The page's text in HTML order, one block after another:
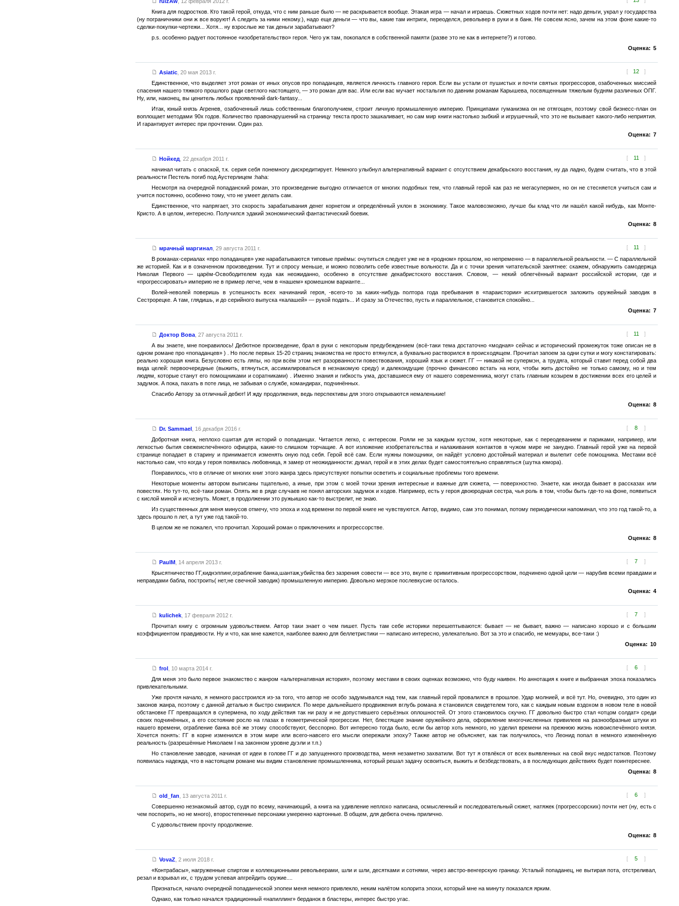
Книга для подростков. Кто такой герой, откуда, что с ним раньше было — не раскрывается вообще. Этакая игра — начал и играешь. Сюжетных ходов почти нет: надо деньги, украл у государства
(ну пограничники они ж все воруют! А следить за ними некому.), надо еще деньги — что вы, какие там интриги, переоделся, револьвер в руки и в банк. Не совсем ясно, зачем на этом фоне какие-то
сделки-покупки-чертежи... Хотя... ну взрослые же так деньги зарабатывают?
p.s. особенно радует постоянное «изобретательство» героя. Чего уж там, покопался в собственной памяти (разве это не как в интернете?) и готово.
Оценка: 5
[ 12 ]
Asiatic, 20 мая 2013 г.
Единственное, что выделяет этот роман от иных опусов про попаданцев, является личность главного героя. Если вы устали от пушистых и почти святых прогрессоров, озабоченных миссией
спасения нашего тяжкого прошлого ради светлого настоящего, — это роман для вас. Или если вас мучает ностальгия по давним романам Карышева, посвященным тяжелым будням различных ОПГ.
Ну, или, наконец, вы ценитель любых проявлений dark-fantasy...
Итак, юный князь Агренев, озабоченный лишь собственным благополучием, строит личную промышленную империю. Принципами гуманизма он не отягощен, поэтому свой бизнесс-план он
воплощает методами 90х годов. Количество правонарушений на страницу текста просто зашкаливает, но сам мир книги настолько зыбкий и игрушечный, что это не вызывает какого-либо неприятия.
И гарантирует интерес при прочтении. Один раз.
Оценка: 7
[ 11 ]
Нойкед 22 декабря 2011 г.
начинал читать с опаской, т.к. серия себя понемногу дискредитирует. Немного улыбнул альтернативный вариант с отсутствием декабрьского восстания, ну да ладно, будем считать, что в этой
реальности Пестель погиб под Аустерлицем :haha:
Несмотря на очередной попаданский роман, это произведение выгодно отличается от многих подобных тем, что главный герой как раз не мегасупермен, но он не стесняется учиться сам и
учится постоянно, особенно тому, что не умеет делать сам.
Единственное, что напрягает, это скорость зарабатывания денег корнетом и определённый уклон в экономику. Такое маловозможно, лучше бы клад что ли нашёл какой нибудь, как Монте-
Кристо. А в целом, интересно. Получился эдакий экономический фантастический боевик.
Оценка: 8
[ 11 ]
мрачный маргинал, 29 августа 2011 г.
В романах-сериалах «про попаданцев» уже нарабатываются типовые приёмы: очутиться следует уже не в «родном» прошлом, но непременно — в параллельной реальности. — С параллельной
же историей. Как и в означенном произведении. Тут и спросу меньше, и можно позволить себе известные вольности. Да и с точки зрения читательской занятнее: скажем, обнаружить самодержца
Николая Первого — царём-Освободителем куда как неожиданно, особенно в отсутствие декабристского восстания. Словом, — некий облегчённый вариант российской истории, где и
«прогрессировать» империю не в пример легче, чем в «нашем» кромешном варианте...
Волей-неволей поверишь в успешность всех начинаний героя, -всего-то за каких-нибудь полтора года пребывания в «параистории» исхитрившегося заложить оружейный заводик в
Сестрорецке. А там, глядишь, и до серийного выпуска «калашей» — рукой подать... И сразу за Отечество, пусть и параллельное, становится спокойно...
Оценка: 7
[ 11 ]
Доктор Вова, 27 августа 2011 г.
А вы знаете, мне понравилось! Дебютное произведение, брал в руки с некоторым предубеждением (всё-таки тема достаточно «модная» сейчас и исторический промежуток тоже описан не в
одном романе про «попаданцев» ) . Но после первых 15-20 страниц знакомства не просто втянулся, а буквально растворился в происходящем. Прочитал запоем за одни сутки и могу констатировать:
реально хорошая книга. Безусловно есть ляпы, но при всём этом нет разорванности повествования, хороший язык и сюжет. ГГ — никакой не супермэн, а трудяга, который ставит перед собой два
вида целей: первоочередные (выжить, втянуться, ассимилироваться в незнакомую среду) и далекоидущие (прочно финансово встать на ноги, чтобы жить достойно не только самому, но и тем
людям, которые станут его помощниками и соратниками) . Именно знания и гибкость ума, доставшиеся ему от нашего современника, могут стать главным козырем в достижении всех его целей и
задумок. А пока, пахать в поте лица, не забывая о службе, командирах, подчинённых.
Спасибо Автору за отличный дебют! И жду продолжения, ведь перспективы для этого открываются немаленькие!
Оценка: 8
[ 8 ]
Dr. Sammael, 16 декабря 2016 г.
Добротная книга, неплохо сшитая для историй о попаданцах. Читается легко, с интересом. Рояли не за каждым кустом, хотя некоторые, как с переодеванием и париками, например, или
легкостью бытия свежеиспечённого офицера, какие-то слишком торчащие. А вот изложение изобретательства и налаживания контактов в чужом мире не занудно. Главный герой уже на первой
странице попадает в старину и принимается изменять оную под себя. Герой всё сам. Если нужны помощники, он найдёт условно достойный материал и вылепит себе помощника. Местами всё
настолько сам, что когда у героя появилась любовница, я замер от неожиданности: думал, герой и в этих делах будет самостоятельно справляться (шутка юмора).
Понравилось, что в отличие от многих книг этого жанра здесь присутствуют попытки осветить и социальные проблемы того времени.
Некоторые моменты автором выписаны тщательно, а иные, при этом с моей точки зрения интересные и важные для сюжета, — поверхностно. Знаете, как иногда бывает в рассказах или
повестях. Но тут-то, всё-таки роман. Опять же в ряде случаев не понял авторских задумок и ходов. Например, есть у героя двоюродная сестра, чья роль в том, чтобы быть где-то на фоне, появиться
с кислой миной и исчезнуть. Может, в продолжении это ружьишко как-то выстрелит, не знаю.
Из существенных для меня минусов отмечу, что эпоха и ход времени по первой книге не чувствуются. Автор, видимо, сам это понимал, потому периодически напоминал, что это год такой-то, а
здесь прошло n лет, а тут уже год такой-то.
В целом же не пожалел, что прочитал. Хороший роман о приключениях и прогрессорстве.
Оценка: 8
[ 7 ]
PaulM, 14 апреля 2013 г.
Крысятничество ГГ,киднэппинг,ограбление банка,шантаж,убийства без зазрения совести — все это, вкупе с примитивным прогрессорством, подчинено одной цели — нарубив всеми правдами и
неправдами бабла, построить( нет,не свечной заводик) промышленную империю. Довольно мерзкое послевкусие осталось.
Оценка: 4
[ 7 ]
kulichek, 17 февраля 2012 г.
Прочитал книгу с огромным удовольствием. Автор таки знает о чем пишет. Пусть там себе историки перешептываются: бывает — не бывает, важно — написано хорошо и с большим
коэффициентом правдивости. Ну и что, как мне кажется, наиболее важно для беллетристики — написано интересно, увлекательно. Вот за это и спасибо, не мемуары, все-таки :)
Оценка: 10
[ 6 ]
frol, 10 марта 2014 г.
Для меня это было первое знакомство с жанром «альтернативная история», поэтому местами в своих оценках возможно, что буду наивен. Но аннотация к книге и выбранная эпоха показались
привлекательными.
Уже прочтя начало, я немного расстроился из-за того, что автор не особо задумывался над тем, как главный герой провалился в прошлое. Удар молнией, и всё тут. Но, очевидно, это один из
законов жанра, поэтому с данной деталью я быстро смирился. По мере дальнейшего продвижения вглубь романа я становился свидетелем того, как с каждым новым вздохом в новом теле в новой
обстановке ГГ превращался в супермена, по ходу действия так ни разу и не допустившего серьёзных оплошностей. От этого становилось скучно. ГГ довольно быстро стал «отцом солдат» среди
своих подчинённых, а его состояние росло на глазах в геометрической прогрессии. Нет, блестящее знание оружейного дела, оформление многочисленных привилеев на разнообразные штуки из
нашего времени, ограбление банка всё же этому способствуют, бесспорно. Вот интересно тогда было, если бы автор хоть немного, но уделил времени на прежнюю жизнь новоиспечённого князя.
Хочется понять: ГГ в корне изменился в этом мире или всего-навсего его мысли опережали эпоху? Также автор не объясняет, как так получилось, что Леонид попал в немного изменённую
реальность (разрешённые Николаем I на законном уровне дуэли и т.п.)
Но становление заводов, начиная от идеи в голове ГГ и до запущенного производства, меня незаметно захватили. Вот тут я отвлёкся от всех выявленных на свой вкус недостатков. Поэтому
появилась надежда, что в настоящем романе мы видим становление промышленника, который решал задачу освоиться, выжить и безбедствовать, а в последующих действиях будет поинтереснее.
Оценка: 8
[ 6 ]
old_fan
13 августа 2011 г.
Совершенно незнакомый автор, судя по всему, начинающий, а книга на удивление неплохо написана, осмысленный и последовательный сюжет, натяжек (прогрессорских) почти нет (ну, есть с
чем поспорить, но не много), второстепенные персонажи умеренно картонные. В общем, для дебюта очень прилично.
С удовольствием прочту продолжение.
Оценка: 8
[ 5 ]
VovaZ, 2 июля 2018 г.
«Контрабасы», нагруженные спиртом и коллекционными револьверами, шли и шли, десятками и сотнями, через австро-венгерскую границу. Усталый попаданец, не вытирая пота, отстреливал,
резал и взрывал их, с трудом успевая апгрейдить оружие....
Признаться, начало очередной попаданческой эпопеи меня немного привлекло, неким налётом колорита эпохи, который мне на минуту показался ярким.
Однако, как только начался традиционный «напиллинг» берданок в бластеры, интерес быстро угас.